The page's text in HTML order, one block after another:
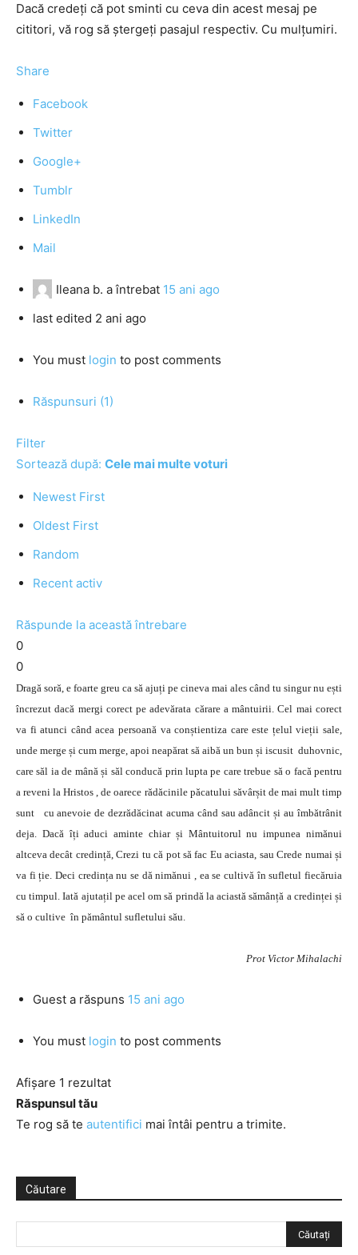
Dacă credeţi că pot sminti cu ceva din acest mesaj pe
cititori, vă rog să ştergeţi pasajul respectiv. Cu mulţumiri.
Share
Facebook
Twitter
Google+
Tumblr
LinkedIn
Mail
Ileana b. a întrebat 15 ani ago
last edited 2 ani ago
You must login to post comments
Răspunsuri (1)
Filter
Sortează după: Cele mai multe voturi
Newest First
Oldest First
Random
Recent activ
Răspunde la această întrebare
0
0
Dragă soră, e foarte greu ca să ajuți pe cineva mai ales când tu singur nu ești
încrezut dacă mergi corect pe adevărata cărare a mântuirii. Cel mai corect
va fi atunci când acea persoană va conștientiza care este țelul vieții sale,
unde merge și cum merge, apoi neapărat să aibă un bun și iscusit duhovnic,
care săl ia de mână și săl conducă prin lupta pe care trebue să o facă pentru
a reveni la Hristos , de oarece rădăcinile păcatului săvârșit de mai mult timp
sunt cu anevoie de dezrădăcinat acuma când sau adâncit și au îmbătrânit
deja. Dacă îți aduci aminte chiar și Mântuitorul nu impunea nimănui
altceva decât credință, Crezi tu că pot să fac Eu aciasta, sau Crede numai și
va fi ție. Deci credința nu se dă nimănui , ea se cultivă în sufletul fiecăruia
cu timpul. Iată ajutațil pe acel om să prindă la aciastă sămânță a credinței și
să o cultive în pământul sufletului său.
Prot Victor Mihalachi
Guest a răspuns 15 ani ago
You must login to post comments
Afișare 1 rezultat
Răspunsul tău
Te rog să te autentifici mai întâi pentru a trimite.
Căutare